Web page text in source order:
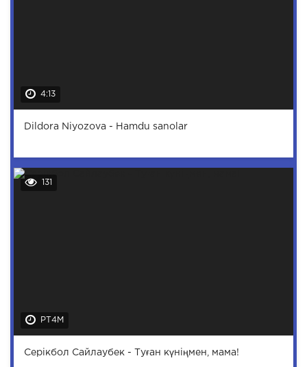
4:13
Dildora Niyozova - Hamdu sanolar
131
PT4M
Серікбол Сайлаубек - Туған күніңмен, мама!